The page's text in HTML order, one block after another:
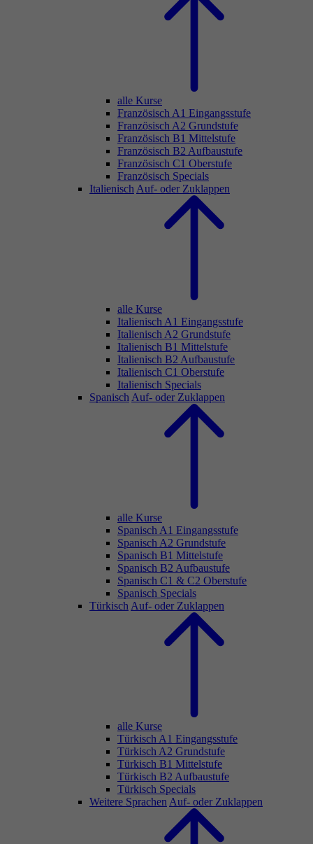
alle Kurse
Französisch A1 Eingangsstufe
Französisch A2 Grundstufe
Französisch B1 Mittelstufe
Französisch B2 Aufbaustufe
Französisch C1 Oberstufe
Französisch Specials
Italienisch Auf- oder Zuklappen
alle Kurse
Italienisch A1 Eingangsstufe
Italienisch A2 Grundstufe
Italienisch B1 Mittelstufe
Italienisch B2 Aufbaustufe
Italienisch C1 Oberstufe
Italienisch Specials
Spanisch Auf- oder Zuklappen
alle Kurse
Spanisch A1 Eingangsstufe
Spanisch A2 Grundstufe
Spanisch B1 Mittelstufe
Spanisch B2 Aufbaustufe
Spanisch C1 & C2 Oberstufe
Spanisch Specials
Türkisch Auf- oder Zuklappen
alle Kurse
Türkisch A1 Eingangsstufe
Türkisch A2 Grundstufe
Türkisch B1 Mittelstufe
Türkisch B2 Aufbaustufe
Türkisch Specials
Weitere Sprachen Auf- oder Zuklappen